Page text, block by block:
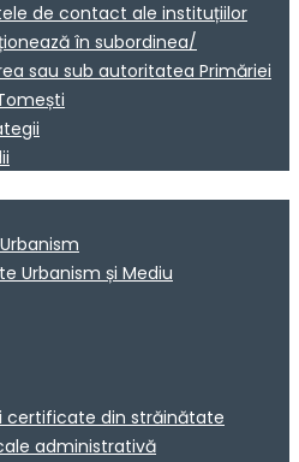
de contact ale instituțiilor
în subordinea/
sau sub autoritatea Primăriei
Urbanism și Mediu
certificate din străinătate
administrativă